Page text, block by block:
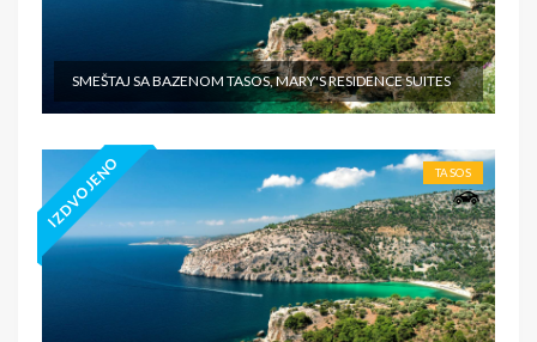
SMEŠTAJ SA BAZENOM TASOS, MARY'S RESIDENCE SUITES
IZDVOJENO TASOS